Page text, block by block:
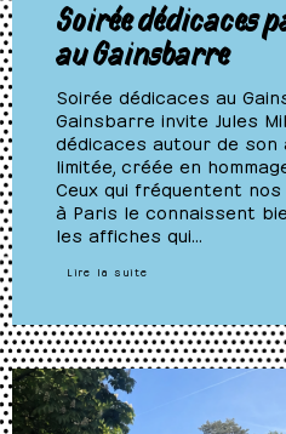
Soirée dédicaces
au Gainsbarre
Soirée dédicaces au
Gainsbarre invite Jules
dédicaces autour de son
limitée, créée en
Ceux qui fréquentent
à Paris le connaissent
les affiches qui…
Lire la suite